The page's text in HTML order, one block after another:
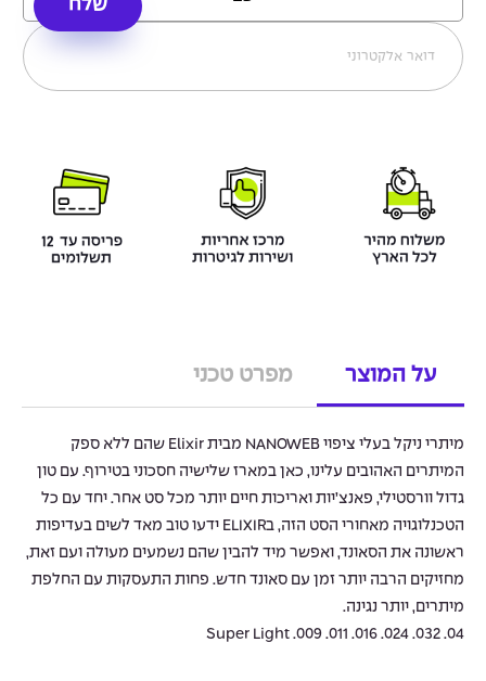
על המוצר מפרט טכני
מיתרי ניקל בעלי ציפוי NANOWEB מבית Elixir שהם ללא ספק
המיתרים האהובים עלינו, כאן במארז שלישיה חסכוני בטירוף. עם טון
גדול וורסטילי, פאנצ’יות ואריכות חיים יותר מכל סט אחר. יחד עם כל
הטכנלוגויה מאחורי הסט הזה, בELIXIR ידעו טוב מאד לשים בעדיפות
ראשונה את הסאונד, ואפשר מיד להבין שהם נשמעים מעולה ועם זאת,
מחזיקים הרבה יותר זמן עם סאונד חדש. פחות התעסקות עם החלפת
מיתרים, יותר נגינה.
Super Light .009 .011 .016 .024 .032 .04